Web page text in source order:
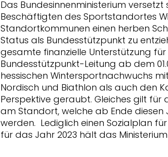
Das Bundesinnenministerium
Beschäftigten des Sportstandortes
Standortkommunen einen herben
Status als Bundesstützpunkt zu
gesamte finanzielle Unterstützung
Bundesstützpunkt-Leitung ab dem
hessischen Wintersportnachwuchs
Nordisch und Biathlon als auch den
Perspektive geraubt. Gleiches gilt
am Standort, welche ab Ende
werden. Lediglich einen Sozialplan
für das Jahr 2023 hält das